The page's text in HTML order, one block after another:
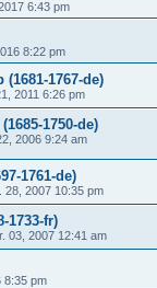
6:43 pm
8:22 pm
1767-de)
2011 6:26 pm
1750-de)
2006 9:24 am
1761-de)
28, 2007 10:35 pm
1733-fr)
03, 2007 12:41 am
8:35 pm